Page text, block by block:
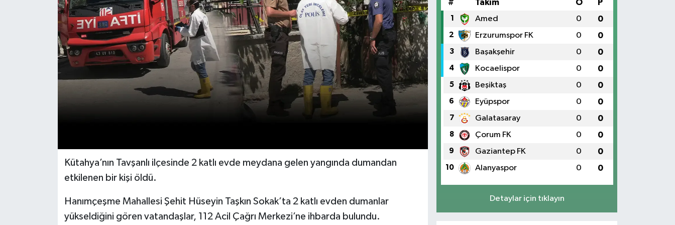
Kütahya’nın Tavşanlı ilçesinde 2 katlı evde meydana gelen yangında dumandan
etkilenen bir kişi öldü.
Hanımçeşme Mahallesi Şehit Hüseyin Taşkın Sokak’ta 2 katlı evden dumanlar
yükseldiğini gören vatandaşlar, 112 Acil Çağrı Merkezi’ne ihbarda bulundu.
# Takım O P
1 Amed 0 0
2 Erzurumspor FK 0 0
3 Başakşehir 0 0
4 Kocaelispor 0 0
5 Beşiktaş 0 0
6 Eyüpspor 0 0
7 Galatasaray 0 0
8 Çorum FK 0 0
9 Gaziantep FK 0 0
10 Alanyaspor 0 0
Detaylar için tıklayın